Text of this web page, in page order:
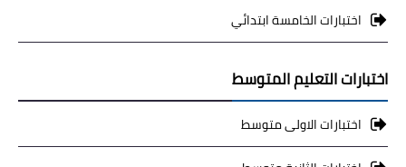
اختبارات الخامسة ابتدائي
اختبارات التعليم المتوسط
اختبارات الاولى متوسط